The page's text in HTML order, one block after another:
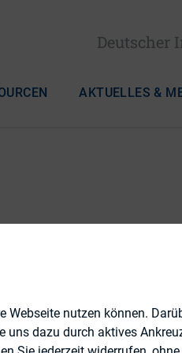
Deutscher
AKTUELLES &
Webseite nutzen können.
dazu durch aktives